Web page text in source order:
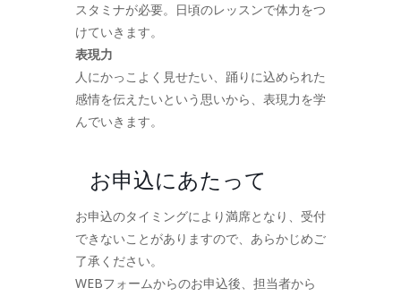
スタミナが必要。日頃のレッスンで体力をつ
けていきます。
表現力
人にかっこよく見せたい、踊りに込められた
感情を伝えたいという思いから、表現力を学
んでいきます。
お申込にあたって
お申込のタイミングにより満席となり、受付
できないことがありますので、あらかじめご
了承ください。
WEBフォームからのお申込後、担当者から